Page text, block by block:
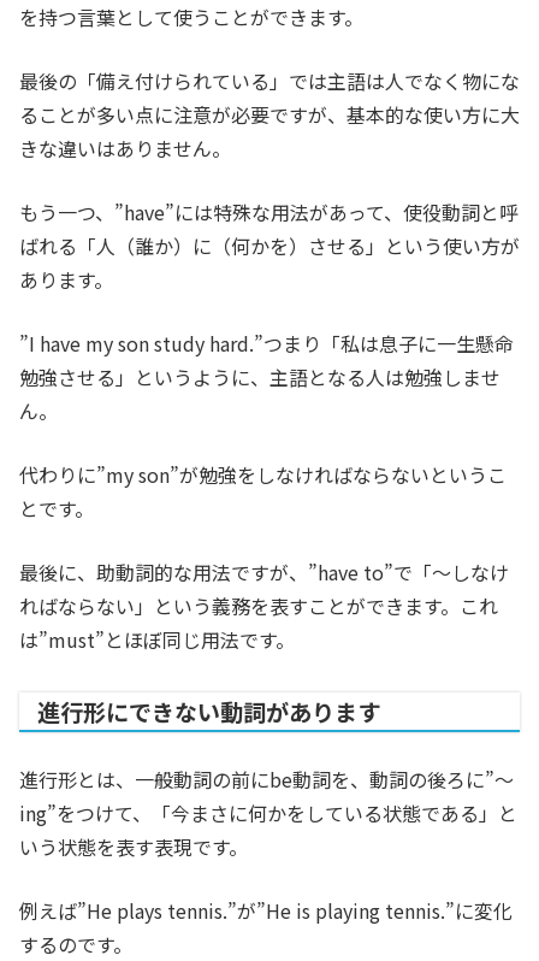
を持つ言葉として使うことができます。
最後の「備え付けられている」では主語は人でなく物にな
ることが多い点に注意が必要ですが、基本的な使い方に大
きな違いはありません。
もう一つ、”have”には特殊な用法があって、使役動詞と呼
ばれる「人（誰か）に（何かを）させる」という使い方が
あります。
”I have my son study hard.”つまり「私は息子に一生懸命
勉強させる」というように、主語となる人は勉強しませ
ん。
代わりに”my son”が勉強をしなければならないというこ
とです。
最後に、助動詞的な用法ですが、”have to”で「～しなけ
ればならない」という義務を表すことができます。これ
は”must”とほぼ同じ用法です。
進行形にできない動詞があります
進行形とは、一般動詞の前にbe動詞を、動詞の後ろに”～
ing”をつけて、「今まさに何かをしている状態である」と
いう状態を表す表現です。
例えば”He plays tennis.”が”He is playing tennis.”に変化
するのです。